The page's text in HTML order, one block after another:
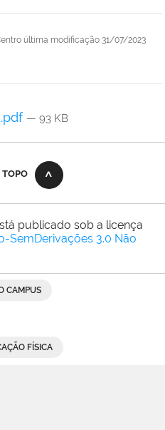
última modificação 31/07/2023
— 93 KB
TOPO
publicado sob a licença
SemDerivações 3.0 Não
CAMPUS
FÍSICA